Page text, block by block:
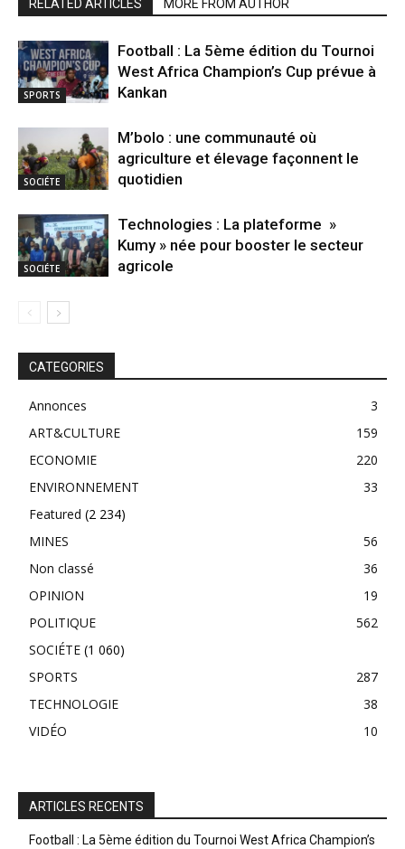
RELATED ARTICLES MORE FROM AUTHOR
SPORTS
Football : La 5ème édition du Tournoi
West Africa Champion’s Cup prévue à
Kankan
SOCIÉTE
M’bolo : une communauté où
agriculture et élevage façonnent le
quotidien
SOCIÉTE
Technologies : La plateforme »
Kumy » née pour booster le secteur
agricole
CATEGORIES
Annonces
3
ART&CULTURE
159
ECONOMIE
220
ENVIRONNEMENT
33
Featured (2 234)
MINES
56
Non classé
36
OPINION
19
POLITIQUE
562
SOCIÉTE (1 060)
SPORTS
287
TECHNOLOGIE
38
VIDÉO
10
ARTICLES RECENTS
Football : La 5ème édition du Tournoi West Africa Champion’s